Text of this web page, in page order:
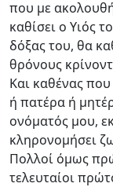
που με
καθίσει ο Υιός
δόξας του, θα
θρόνους
Και καθένας
ή πατέρα ή
ονόματός μου,
κληρονομήσει
Πολλοί όμως
τελευταίοι